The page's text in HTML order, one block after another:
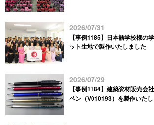
2026/07/31
【事例1185】日本語学校様の
ット生地で製作いたしました
2026/07/29
【事例1184】建築資材販売会
ペン（V010193）を製作いた